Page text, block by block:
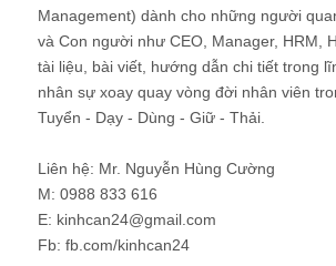
Management) dành cho những người
và Con người như CEO, Manager, HRM,
tài liệu, bài viết, hướng dẫn chi tiết trong
nhân sự xoay quay vòng đời nhân viên
Tuyển - Dạy - Dùng - Giữ - Thải.
Liên hệ: Mr. Nguyễn Hùng Cường
M: 0988 833 616
E: kinhcan24@gmail.com
Fb: fb.com/kinhcan24